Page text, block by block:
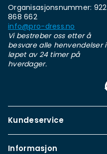
Organisasjonsnummer: 922
868 662
info@pro-dress.no
Vi bestreber oss etter å
besvare alle henvendelser i
løpet av 24 timer på
hverdager.
Kundeservice
Informasjon